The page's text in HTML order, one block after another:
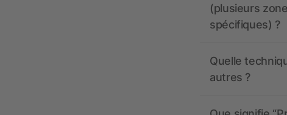
(plusieurs
spécifiques) ?
Quelle
autres ?